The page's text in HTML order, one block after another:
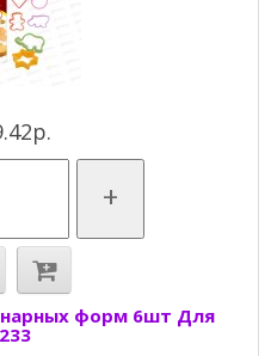
+
форм 6шт Для